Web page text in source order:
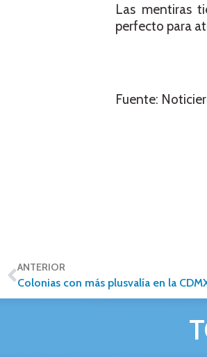
Las mentiras
perfecto para
Fuente:
ANTERIOR
Colonias con más plusvalía en la